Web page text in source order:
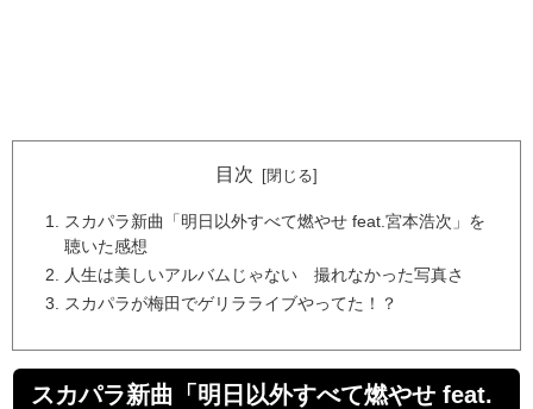
目次
スカパラ新曲「明日以外すべて燃やせ feat.宮本浩次」を
聴いた感想
人生は美しいアルバムじゃない 撮れなかった写真さ
スカパラが梅田でゲリラライブやってた！？
スカパラ新曲「明日以外すべて燃やせ feat.